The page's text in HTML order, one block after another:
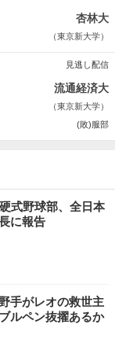
杏林大
（東京新大学）
見逃し配信
流通経済大
（東京新大学）
(敗)服部
式野球部、全日本
に報告
手がレオの救世主
ルペン抜擢あるか